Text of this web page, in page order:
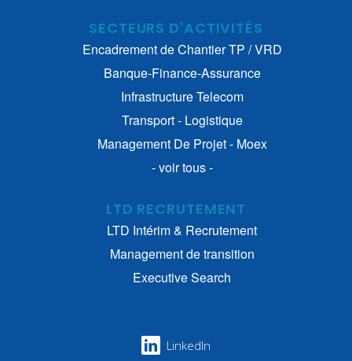
SECTEURS D'ACTIVITÉS
Encadrement de Chantier TP / VRD
Banque-Finance-Assurance
Infrastructure Telecom
Transport - Logistique
Management De Projet - Moex
- voir tous -
LTD RECRUTEMENT
LTD Intérim & Recrutement
Management de transition
Executive Search
LinkedIn